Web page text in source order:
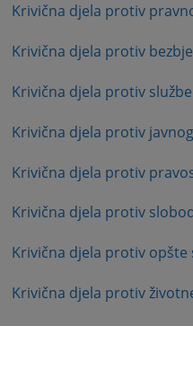
Krivična djela protiv
Krivična djela protiv
Krivična djela protiv
Krivična djela protiv
Krivična djela protiv
Krivična djela protiv
Krivična djela protiv
Krivična djela protiv
Krivična djela protiv